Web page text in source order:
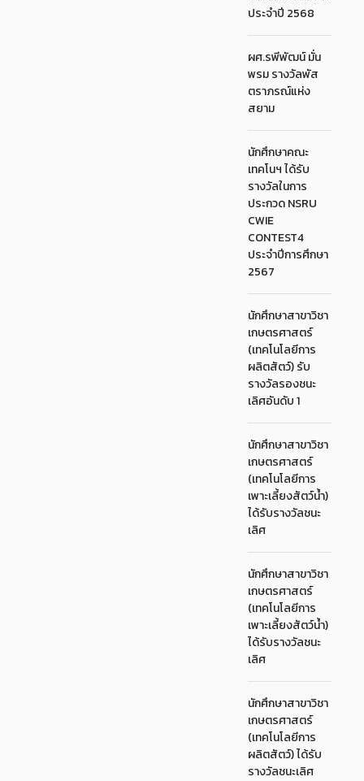
ประจำปี 2568
ผศ.รพีพัฒน์ มั่น
พรม รางวัลพัส
ตราภรณ์แห่ง
สยาม
นักศึกษาคณะ
เทคโนฯ ได้รับ
รางวัลในการ
ประกวด NSRU
CWIE
CONTEST4
ประจำปีการศึกษา
2567
นักศึกษาสาขาวิชา
เกษตรศาสตร์
(เทคโนโลยีการ
ผลิตสัตว์) รับ
รางวัลรองชนะ
เลิศอันดับ 1
นักศึกษาสาขาวิชา
เกษตรศาสตร์
(เทคโนโลยีการ
เพาะเลี้ยงสัตว์น้ำ)
ได้รับรางวัลชนะ
เลิศ
นักศึกษาสาขาวิชา
เกษตรศาสตร์
(เทคโนโลยีการ
เพาะเลี้ยงสัตว์น้ำ)
ได้รับรางวัลชนะ
เลิศ
นักศึกษาสาขาวิชา
เกษตรศาสตร์
(เทคโนโลยีการ
ผลิตสัตว์) ได้รับ
รางวัลชนะเลิศ